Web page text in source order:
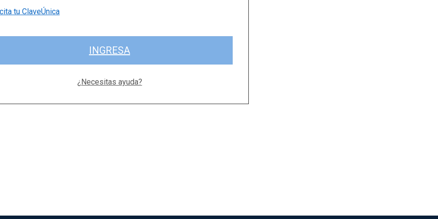
tu ClaveÚnica
INGRESA
¿Necesitas ayuda?